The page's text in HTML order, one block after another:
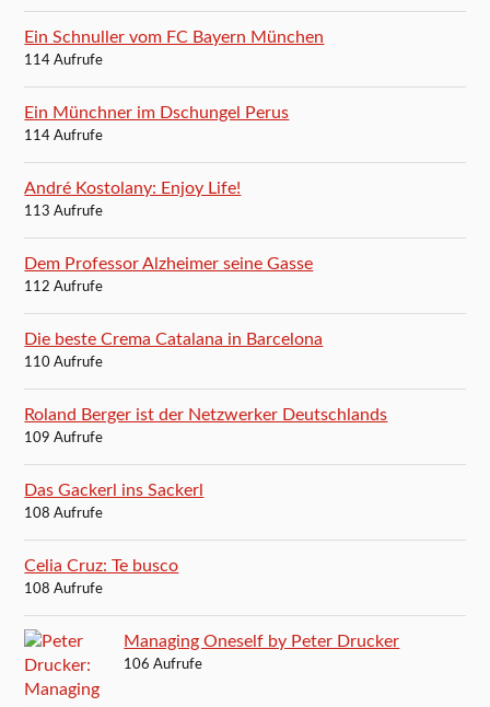
Ein Schnuller vom FC Bayern München
114 Aufrufe
Ein Münchner im Dschungel Perus
114 Aufrufe
André Kostolany: Enjoy Life!
113 Aufrufe
Dem Professor Alzheimer seine Gasse
112 Aufrufe
Die beste Crema Catalana in Barcelona
110 Aufrufe
Roland Berger ist der Netzwerker Deutschlands
109 Aufrufe
Das Gackerl ins Sackerl
108 Aufrufe
Celia Cruz: Te busco
108 Aufrufe
Managing Oneself by Peter Drucker
106 Aufrufe